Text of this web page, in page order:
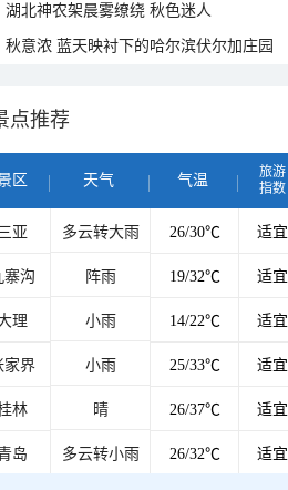
湖北神农架晨雾缭绕 秋色迷人
秋意浓 蓝天映衬下的哈尔滨伏尔加庄园
点推荐
区 天气 气温
旅游
指数
亚 多云转大雨 26/30℃ 适宜
寨沟 阵雨 19/32℃ 适宜
理 小雨 14/22℃ 适宜
家界 小雨 25/33℃ 适宜
林 晴 26/37℃ 适宜
岛 多云转小雨 26/32℃ 适宜